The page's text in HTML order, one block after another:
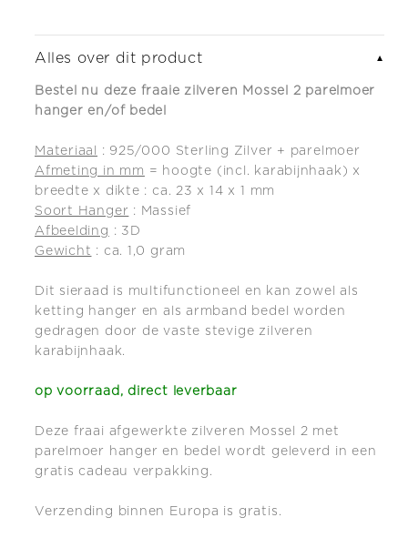
en/of
bedel
en/of
bedel
Alles over dit product ▼
Bestel nu deze fraaie zilveren Mossel 2 parelmoer
hanger en/of bedel
Materiaal
: 925/000 Sterling Zilver + parelmoer
Afmeting in mm = hoogte (incl. karabijnhaak) x
breedte x dikte : ca. 23 x 14 x 1 mm
Soort Hanger : Massief
Afbeelding : 3D
Gewicht : ca. 1,0 gram
Dit sieraad is multifunctioneel en kan zowel als
ketting hanger en als armband bedel worden
gedragen door de vaste stevige zilveren
karabijnhaak.
op voorraad, direct leverbaar
Deze fraai afgewerkte zilveren Mossel 2 met
parelmoer hanger en bedel wordt geleverd in een
gratis cadeau verpakking.
Verzending binnen Europa is gratis.